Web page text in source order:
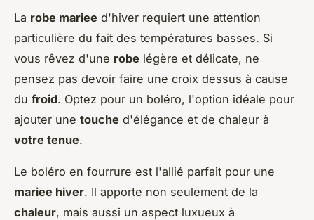
La robe mariee d'hiver requiert une attention
particulière du fait des températures basses. Si
vous rêvez d'une robe légère et délicate, ne
pensez pas devoir faire une croix dessus à cause
du froid. Optez pour un boléro, l'option idéale pour
ajouter une touche d'élégance et de chaleur à
votre tenue.
Le boléro en fourrure est l'allié parfait pour une
mariee hiver. Il apporte non seulement de la
chaleur, mais aussi un aspect luxueux à